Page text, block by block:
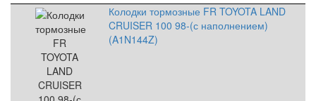
Колодки тормозные FR TOYOTA LAND
CRUISER 100 98-(с наполнением)
(A1N144Z)